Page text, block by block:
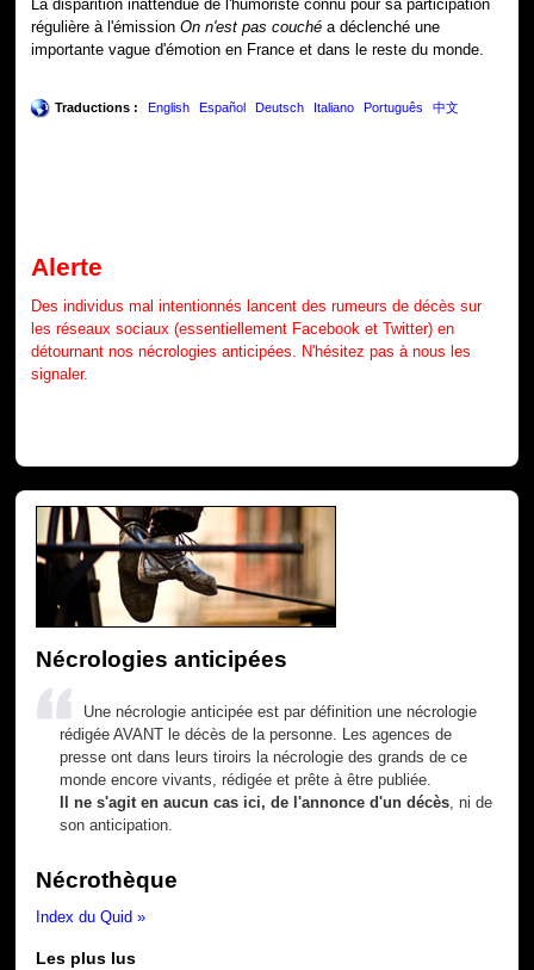
La disparition inattendue de l'humoriste connu pour sa participation
régulière à l'émissionOn n'est pas couché a déclenché une
importante vague d'émotion en France et dans le reste du monde.
Traductions : English Español Deutsch Italiano Português 中文
Alerte
Des individus mal intentionnés lancent des rumeurs de décès sur
les réseaux sociaux (essentiellement Facebook et Twitter) en
détournant nos nécrologies anticipées. N'hésitez pas à nous les
signaler.
Nécrologies anticipées
Une nécrologie anticipée est par définition une nécrologie
rédigée AVANT le décès de la personne. Les agences de
presse ont dans leurs tiroirs la nécrologie des grands de ce
monde encore vivants, rédigée et prête à être publiée.
Il ne s'agit en aucun cas ici, de l'annonce d'un décès , ni de
son anticipation.
Nécrothèque
Index du Quid »
Les plus lus